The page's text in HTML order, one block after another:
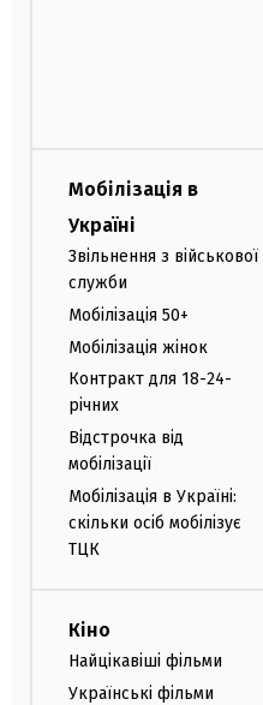
Мобілізація в
Україні
Звільнення з військової
служби
Мобілізація 50+
Мобілізація жінок
Контракт для 18-24-
річних
Відстрочка від
мобілізації
Мобілізація в Україні:
скільки осіб мобілізує
ТЦК
Кіно
Найцікавіші фільми
Українські фільми